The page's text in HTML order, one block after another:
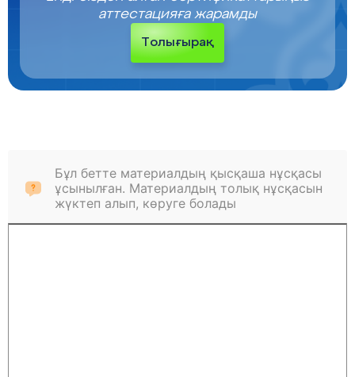
аттестацияға жарамды
Толығырақ
Бұл бетте материалдың қысқаша нұсқасы
ұсынылған. Материалдың толық нұсқасын
жүктеп алып, көруге болады